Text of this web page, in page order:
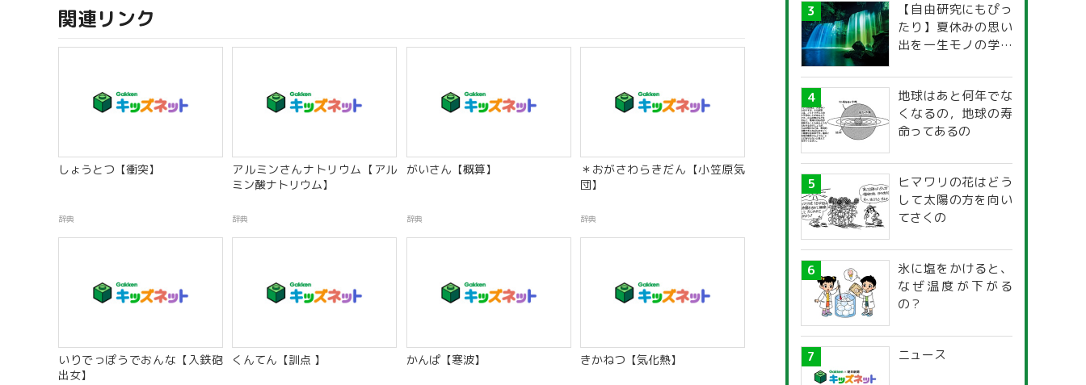
関連リンク
しょうとつ【衝突】
辞典
アルミンさんナトリウム【アル
ミン酸ナトリウム】
辞典
がいさん【概算】
辞典
＊おがさわらきだん【小笠原気
団】
辞典
いりでっぽうでおんな【入鉄砲
出女】
くんてん【訓点 】 かんぱ【寒波】 きかねつ【気化熱】
【自由研究にもぴっ
たり】夏休みの思い
出を一生モノの学び
探究ガイド
地球はあと何年でな
くなるの，地球の寿
命ってあるの
ヒマワリの花はどう
して太陽の方を向い
てさくの
氷に塩をかけると、
なぜ温度が下がる
の？
ニュース